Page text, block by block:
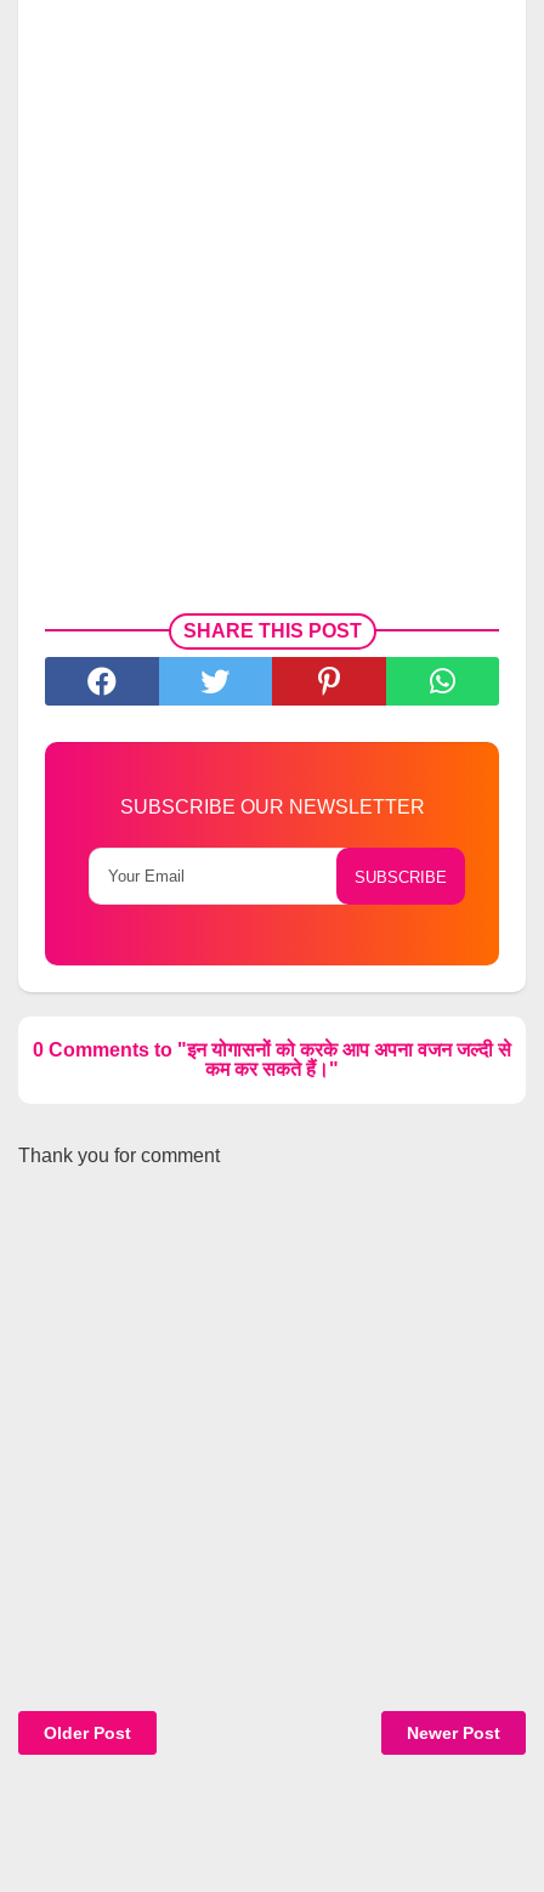
SHARE THIS POST
SUBSCRIBE OUR NEWSLETTER
0 Comments to "इन योगासनों को करके आप अपना वजन जल्दी से
कम कर सकते हैं।"
Thank you for comment
Newer Post
Older Post